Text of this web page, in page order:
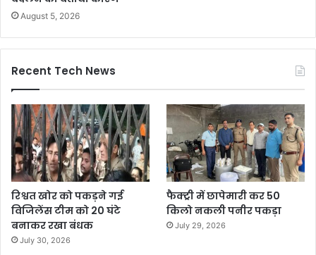
August 5, 2026
Recent Tech News
रिश्वत खोर को पकड़ने गई
विजिलेंस टीम को 20 घंटे
बनाकर रखा बंधक
July 30, 2026
फैक्ट्री में छापेमारी कर 50
किलो नकली पनीर पकड़ा
July 29, 2026